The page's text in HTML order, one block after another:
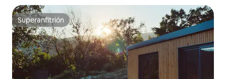
Superanfitrión
Superanfitrión